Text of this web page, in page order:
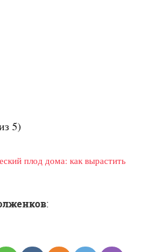
5)
плод дома: как вырастить
: